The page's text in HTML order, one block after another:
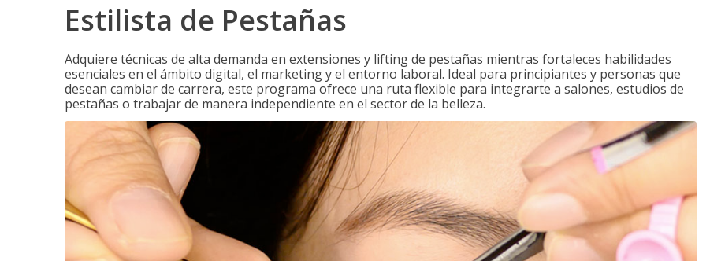
Estilista de Pestañas
Adquiere técnicas de alta demanda en extensiones y lifting de pestañas mientras fortaleces habilidades
esenciales en el ámbito digital, el marketing y el entorno laboral. Ideal para principiantes y personas que
desean cambiar de carrera, este programa ofrece una ruta flexible para integrarte a salones, estudios de
pestañas o trabajar de manera independiente en el sector de la belleza.